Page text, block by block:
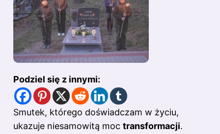
Podziel się z innymi:
Smutek, którego doświadczam w życiu,
ukazuje niesamowitą moc transformacji.